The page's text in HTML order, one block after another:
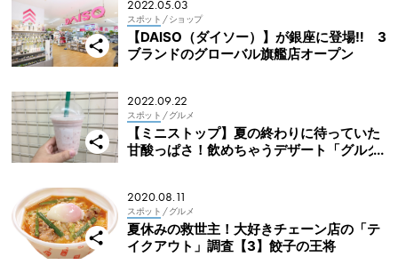
2022.05.03
スポット / ショップ
【DAISO（ダイソー）】が銀座に登場‼ 3
ブランドのグローバル旗艦店オープン
2022.09.22
スポット / グルメ
【ミニストップ】夏の終わりに待っていた
甘酸っぱさ！飲めちゃうデザート「グルク
2020.08.11
スポット / グルメ
夏休みの救世主！大好きチェーン店の「テ
イクアウト」調査【3】餃子の王将